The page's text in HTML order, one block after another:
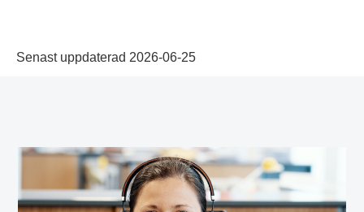
Senast uppdaterad 2026-06-25